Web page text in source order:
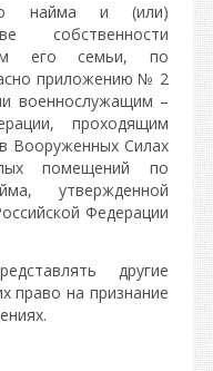
найма и (или)
собственности
его семьи, по
приложению № 2
военнослужащим –
проходящим
Вооруженных Силах
помещений по
утвержденной
Федерации
другие
право на признание